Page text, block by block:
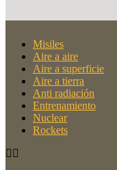
Misiles
Aire a aire
Aire a superficie
Aire a tierra
Anti radiación
Entrenamiento
Nuclear
Rockets